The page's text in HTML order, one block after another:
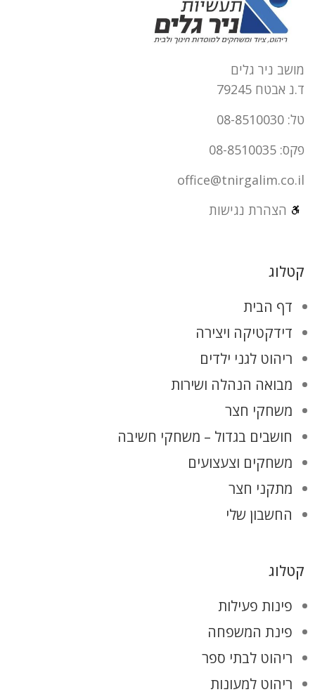
מושב ניר גלים
ד.נ אבטח 79245
טל: 08-8510030
פקס: 08-8510035
office@tnirgalim.co.il
הצהרת נגישות
קטלוג
דף הבית
דידקטיקה ויצירה
ריהוט לגני ילדים
מבואה הנהלה ושירות
משחקי חצר
חושבים בגדול – משחקי חשיבה
משחקים וצעצועים
מתקני חצר
החשבון שלי
קטלוג
פינות פעילות
פינת המשפחה
ריהוט לבתי ספר
ריהוט למעונות